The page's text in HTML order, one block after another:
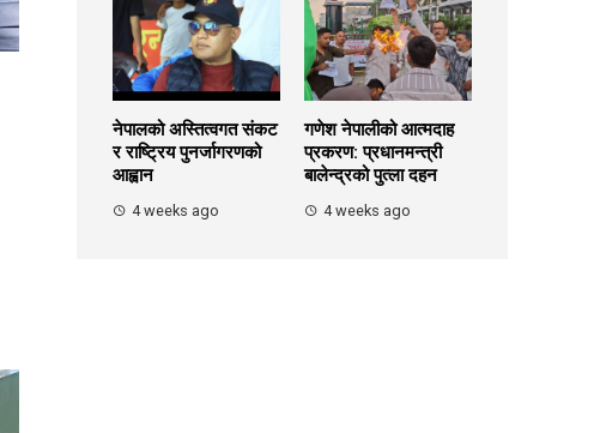
नेपालको अस्तित्वगत संकट
र राष्ट्रिय पुनर्जागरणको
आह्वान
4 weeks ago
गणेश नेपालीको आत्मदाह
प्रकरण: प्रधानमन्त्री
बालेन्द्रको पुत्ला दहन
4 weeks ago